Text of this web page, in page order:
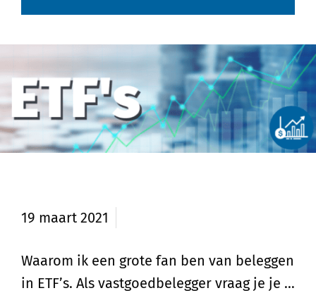
19 maart 2021
Waarom ik een grote fan ben van beleggen
in ETF’s. Als vastgoedbelegger vraag je je …